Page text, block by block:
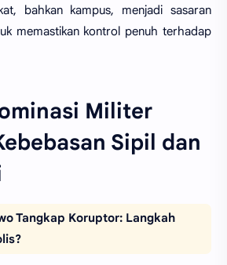
bahkan kampus, menjadi sasaran
memastikan kontrol penuh terhadap
Militer
Sipil dan
Tangkap Koruptor: Langkah